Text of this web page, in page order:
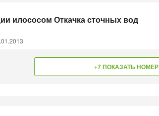
илососом Откачка сточных вод
+7 ПОКАЗАТЬ НОМЕР